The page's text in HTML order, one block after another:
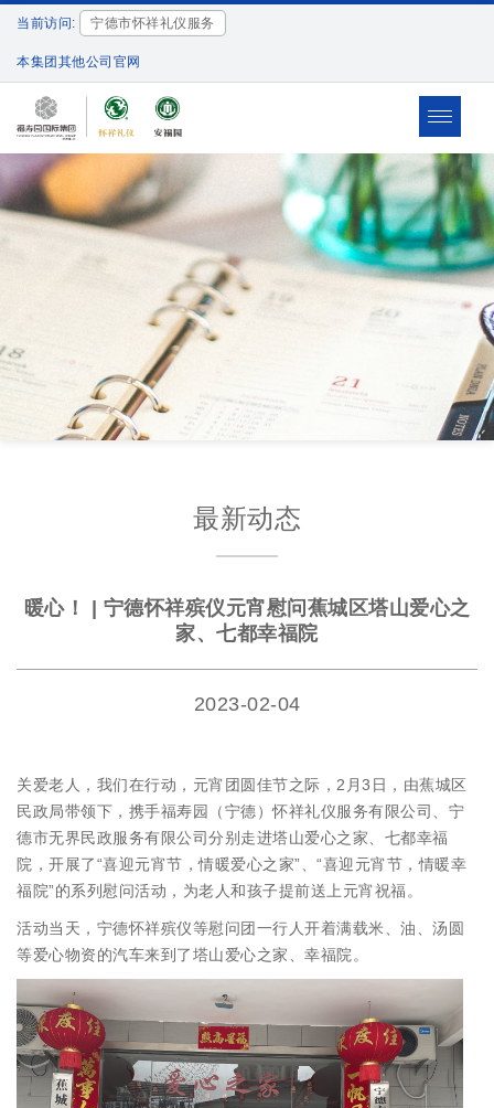
当前访问: 宁德市怀祥礼仪服务
本集团其他公司官网
Toggle
最新动态
暖心！ | 宁德怀祥殡仪元宵慰问蕉城区塔山爱心之
家、七都幸福院
2023-02-04
关爱老人，我们在行动，元宵团圆佳节之际，2月3日，由蕉城区
民政局带领下，携手福寿园（宁德）怀祥礼仪服务有限公司、宁
德市无界民政服务有限公司分别走进塔山爱心之家、七都幸福
院，开展了“喜迎元宵节，情暖爱心之家”、“喜迎元宵节，情暖幸
福院”的系列慰问活动，为老人和孩子提前送上元宵祝福。
活动当天，宁德怀祥殡仪等慰问团一行人开着满载米、油、汤圆
等爱心物资的汽车来到了塔山爱心之家、幸福院。